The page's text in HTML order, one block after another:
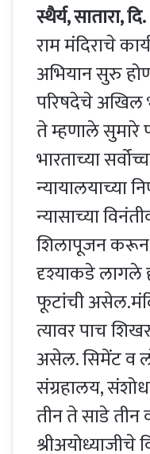
स्थैर्य, सातारा,
राम मंदिराचे
अभियान सुरु
परिषदेचे अखिल
ते म्हणाले सुमारे
भारताच्या
न्यायालयाच्या
न्यासाच्या
शिलापूजन करून
दृश्याकडे लागले
फूटांची
त्यावर पाच
असेल. सिमेंट व
संग्रहालय,
तीन ते साडे तीन